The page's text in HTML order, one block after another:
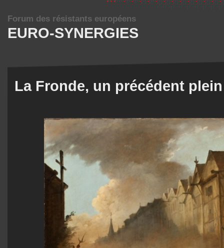
EURO-SYNERGIES
Forum des résistants européens
La Fronde, un précédent